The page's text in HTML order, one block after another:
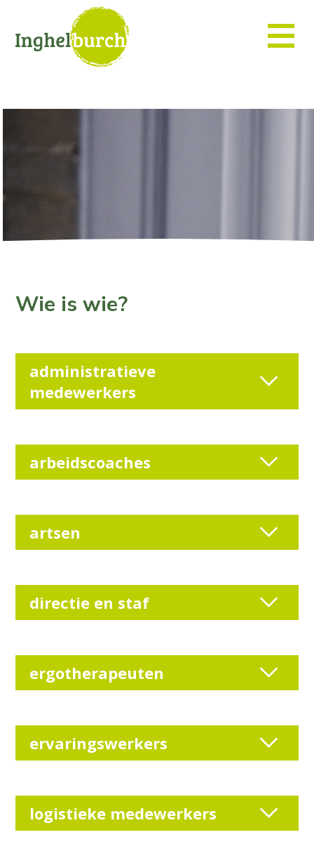
Wie is wie?
administratieve
medewerkers
arbeidscoaches
artsen
directie en staf
ergotherapeuten
ervaringswerkers
logistieke medewerkers